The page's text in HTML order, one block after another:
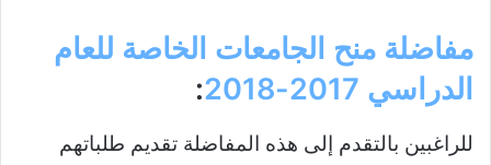
مفاضلة منح الجامعات الخاصة للعام
الدراسي 2017-2018
:
للراغبين بالتقدم إلى هذه المفاضلة تقديم طلباتهم